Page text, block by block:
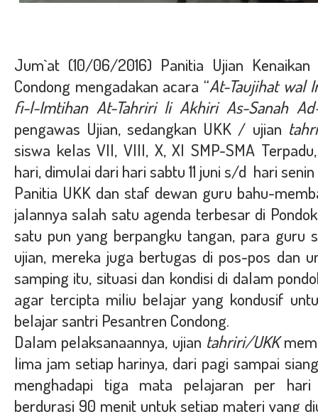
Jum`at (10/06/2016) Panitia Ujian
Condong mengadakan acara “At-Taujihat wal
fi-l-Imtihan At-Tahriri li Akhiri As-Sanah
pengawas Ujian, sedangkan UKK / ujian
siswa kelas VII, VIII, X, XI SMP-SMA
hari, dimulai dari hari sabtu 11 juni s/d hari
Panitia UKK dan staf dewan guru bahu-
jalannya salah satu agenda terbesar di
satu pun yang berpangku tangan, para guru
ujian, mereka juga bertugas di pos-pos dan
samping itu, situasi dan kondisi di dalam
agar tercipta miliu belajar yang kondusif
belajar santri Pesantren Condong.
Dalam pelaksanaannya, ujian tahriri/UKK
lima jam setiap harinya, dari pagi sampai
menghadapi tiga mata pelajaran per
berdurasi 90 menit untuk setiap materi yang